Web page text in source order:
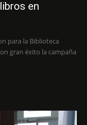
en
para la Biblioteca